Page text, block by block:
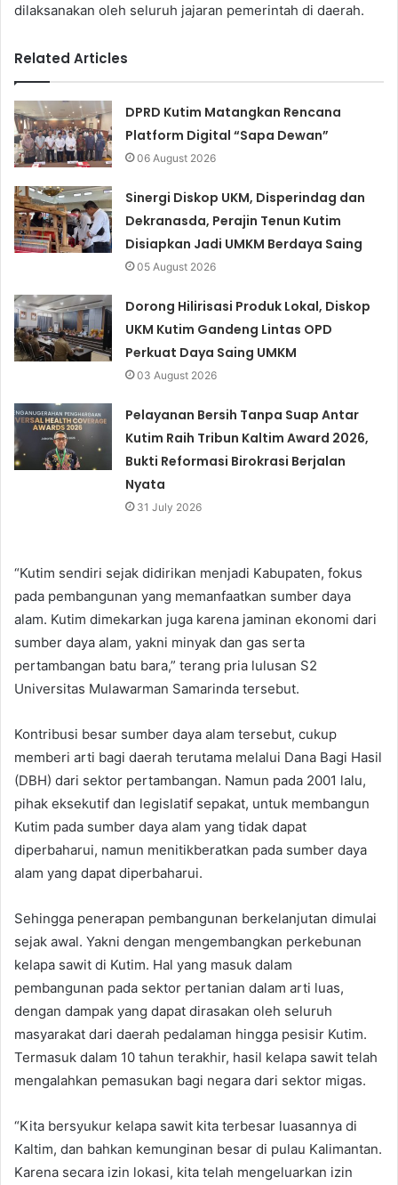
dilaksanakan oleh seluruh jajaran pemerintah di daerah.
Related Articles
DPRD Kutim Matangkan Rencana
Platform Digital “Sapa Dewan”
06 August 2026
Sinergi Diskop UKM, Disperindag dan
Dekranasda, Perajin Tenun Kutim
Disiapkan Jadi UMKM Berdaya Saing
05 August 2026
Dorong Hilirisasi Produk Lokal, Diskop
UKM Kutim Gandeng Lintas OPD
Perkuat Daya Saing UMKM
03 August 2026
Pelayanan Bersih Tanpa Suap Antar
Kutim Raih Tribun Kaltim Award 2026,
Bukti Reformasi Birokrasi Berjalan
Nyata
31 July 2026
“Kutim sendiri sejak didirikan menjadi Kabupaten, fokus
pada pembangunan yang memanfaatkan sumber daya
alam. Kutim dimekarkan juga karena jaminan ekonomi dari
sumber daya alam, yakni minyak dan gas serta
pertambangan batu bara,” terang pria lulusan S2
Universitas Mulawarman Samarinda tersebut.
Kontribusi besar sumber daya alam tersebut, cukup
memberi arti bagi daerah terutama melalui Dana Bagi Hasil
(DBH) dari sektor pertambangan. Namun pada 2001 lalu,
pihak eksekutif dan legislatif sepakat, untuk membangun
Kutim pada sumber daya alam yang tidak dapat
diperbaharui, namun menitikberatkan pada sumber daya
alam yang dapat diperbaharui.
Sehingga penerapan pembangunan berkelanjutan dimulai
sejak awal. Yakni dengan mengembangkan perkebunan
kelapa sawit di Kutim. Hal yang masuk dalam
pembangunan pada sektor pertanian dalam arti luas,
dengan dampak yang dapat dirasakan oleh seluruh
masyarakat dari daerah pedalaman hingga pesisir Kutim.
Termasuk dalam 10 tahun terakhir, hasil kelapa sawit telah
mengalahkan pemasukan bagi negara dari sektor migas.
“Kita bersyukur kelapa sawit kita terbesar luasannya di
Kaltim, dan bahkan kemunginan besar di pulau Kalimantan.
Karena secara izin lokasi, kita telah mengeluarkan izin